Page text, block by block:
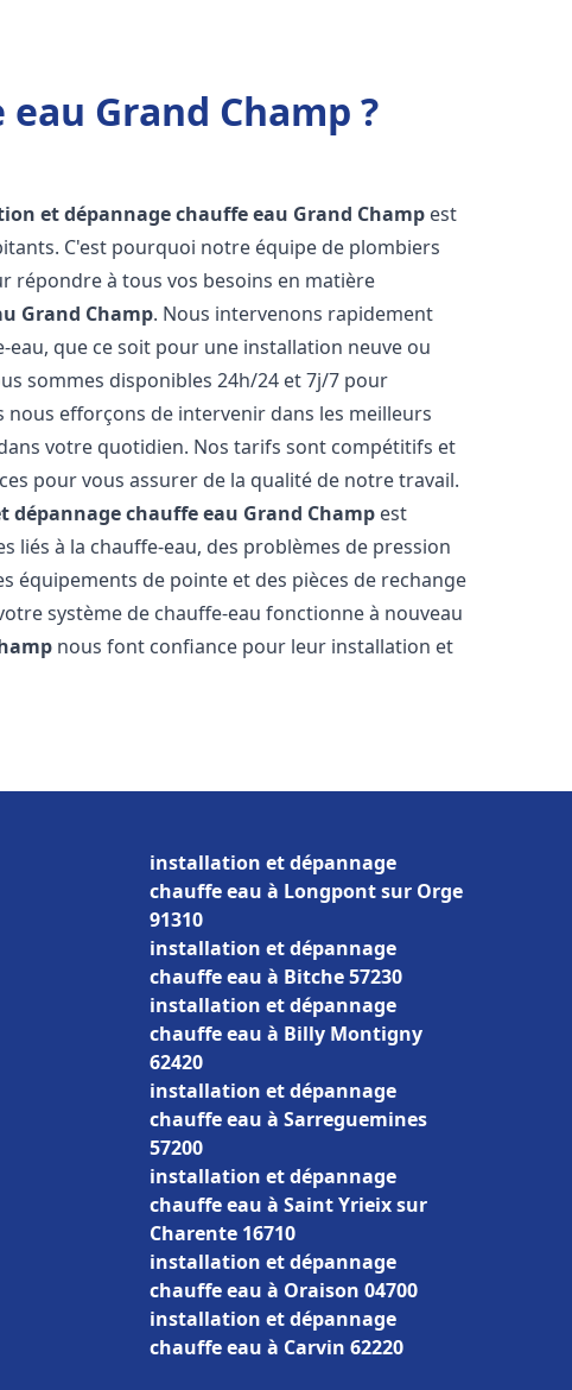
Grand Champ ?
et dépannage chauffe eau Grand Champ est
C'est pourquoi notre équipe de plombiers
répondre à tous vos besoins en matière
Grand Champ. Nous intervenons rapidement
que ce soit pour une installation neuve ou
sommes disponibles 24h/24 et 7j/7 pour
efforçons de intervenir dans les meilleurs
votre quotidien. Nos tarifs sont compétitifs et
pour vous assurer de la qualité de notre travail.
dépannage chauffe eau Grand Champ est
à la chauffe-eau, des problèmes de pression
équipements de pointe et des pièces de rechange
système de chauffe-eau fonctionne à nouveau
nous font confiance pour leur installation et
installation et dépannage
chauffe eau à Longpont sur Orge
91310
installation et dépannage
chauffe eau à Bitche 57230
installation et dépannage
chauffe eau à Billy Montigny
62420
installation et dépannage
chauffe eau à Sarreguemines
57200
installation et dépannage
chauffe eau à Saint Yrieix sur
Charente 16710
installation et dépannage
chauffe eau à Oraison 04700
installation et dépannage
chauffe eau à Carvin 62220